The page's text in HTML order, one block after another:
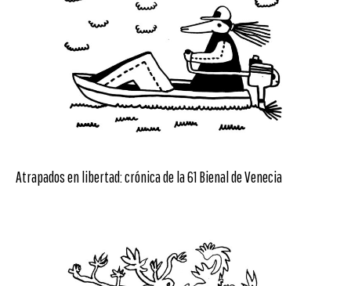
Atrapados en libertad: crónica de la 61 Bienal de Venecia